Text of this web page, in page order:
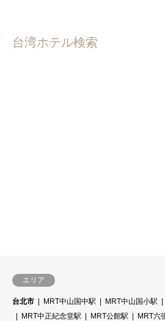
台湾ホテル検索
エリア
台北市 MRT中山国中駅 MRT中山国小駅
MRT中正紀念堂駅
MRT公館駅 MRT六